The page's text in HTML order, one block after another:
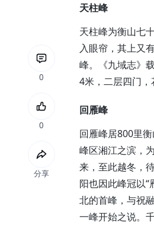
0
0
分享
天柱峰
天柱峰为衡山七
入眼帘，其上又
峰。《九域志》
4米，二层四门，
回雁峰
回雁峰居800里
峰区湘江之滨，
来，至此越冬，
阳也因此峰冠以
北的首峰，与祝
一峰开始之说。